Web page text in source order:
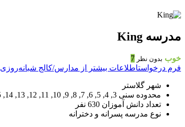
مدرسه King
خوب بدون نظر 7
فرم درخواستاطلاعات بیشتر از مدارس/کالج شبانه‌روزی
شهر گلاستر
محدوده سنی 3, 4, 5, 6, 7, 8, 9, 10, 11, 12, 13, 14, 15, 16, 17, 18
تعداد دانش آموزان 630 نفر
نوع مدرسه پسرانه و دخترانه